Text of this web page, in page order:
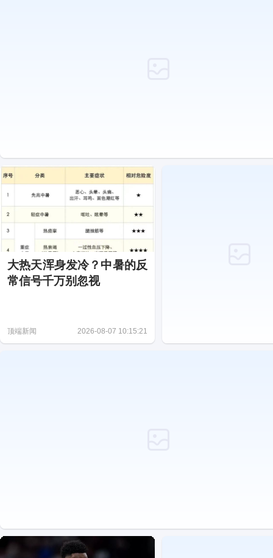
大热天浑身发冷？中暑的反
常信号千万别忽视
顶端新闻 2026-08-07 10:15:21